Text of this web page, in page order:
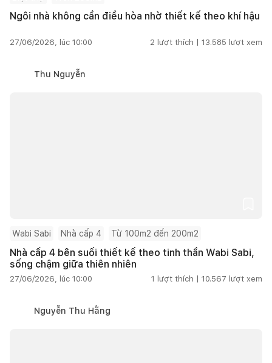
Ngôi nhà không cần điều hòa nhờ thiết kế theo khí hậu
27/06/2026, lúc 10:00 2 lượt thích | 13.585 lượt xem
Thu Nguyễn
Wabi Sabi Nhà cấp 4 Từ 100m2 đến 200m2
Nhà cấp 4 bên suối thiết kế theo tinh thần Wabi Sabi,
sống chậm giữa thiên nhiên
27/06/2026, lúc 10:00 1 lượt thích | 10.567 lượt xem
Nguyễn Thu Hằng